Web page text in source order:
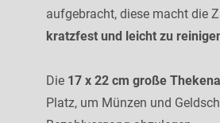
aufgebracht, diese macht die
kratzfest und leicht zu
Die 17 x 22 cm große
Platz, um Münzen und